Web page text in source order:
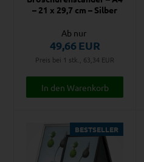
– 21 x 29,7 cm – Silber
Ab nur
49,66EUR
Preis bei 1 stk., 63,34 EUR
BESTSELLER